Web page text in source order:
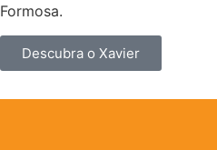
Formosa.
Descubra o Xavier